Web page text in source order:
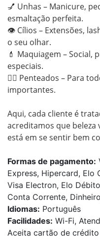
💅 Unhas – Manicure,
esmaltação perfeita.
👁️ Cílios – Extensões,
o seu olhar.
💄 Maquiagem – Social,
especiais.
💇‍♀️ Penteados – Para
importantes.
Aqui, cada cliente é
acreditamos que beleza
está em se sentir bem
Formas de pagamento:
Express, Hipercard, Elo
Visa Electron, Elo
Conta Corrente,
Idiomas: Português
Facilidades: Wi-Fi,
Aceita cartão de crédito